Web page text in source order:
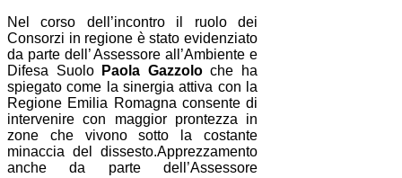
Nel corso dell’incontro il ruolo dei
Consorzi in regione è stato evidenziato
da parte dell’ Assessore all’Ambiente e
Difesa Suolo
Paola Gazzoloche ha
spiegato come la sinergia attiva con la
Regione Emilia Romagna consente di
intervenire con maggior prontezza in
zone che vivono sotto la costante
minaccia del dissesto.Apprezzamento
anche da parte dell’Assessore